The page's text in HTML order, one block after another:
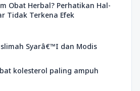
Obat Herbal? Perhatikan Hal-
Tidak Terkena Efek
Syarâ€™I dan Modis
kolesterol paling ampuh